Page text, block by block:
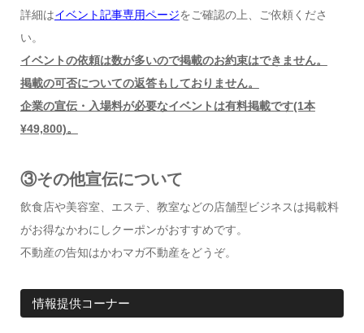
詳細はイベント記事専用ページをご確認の上、ご依頼くださ
い。
イベントの依頼は数が多いので掲載のお約束はできません。
掲載の可否についての返答もしておりません。
企業の宣伝・入場料が必要なイベントは有料掲載です(1本
¥49,800)。
③その他宣伝について
飲食店や美容室、エステ、教室などの店舗型ビジネスは掲載料
がお得なかわにしクーポンがおすすめです。
不動産の告知はかわマガ不動産をどうぞ。
情報提供コーナー